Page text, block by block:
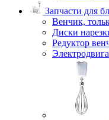
Запчасти для
Венчик,
Диски
Редуктор